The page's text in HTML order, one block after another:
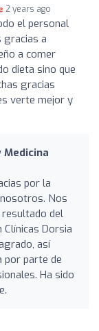
2 years ago
el personal
gracias a
a comer
dieta sino que
gracias
verte mejor y
Medicina
por la
Nos
del
Dorsia
así
por parte de
Ha sido